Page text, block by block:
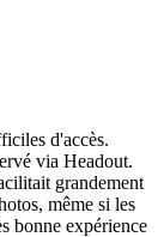
d'accès.
via Headout.
grandement
même si les
bonne expérience